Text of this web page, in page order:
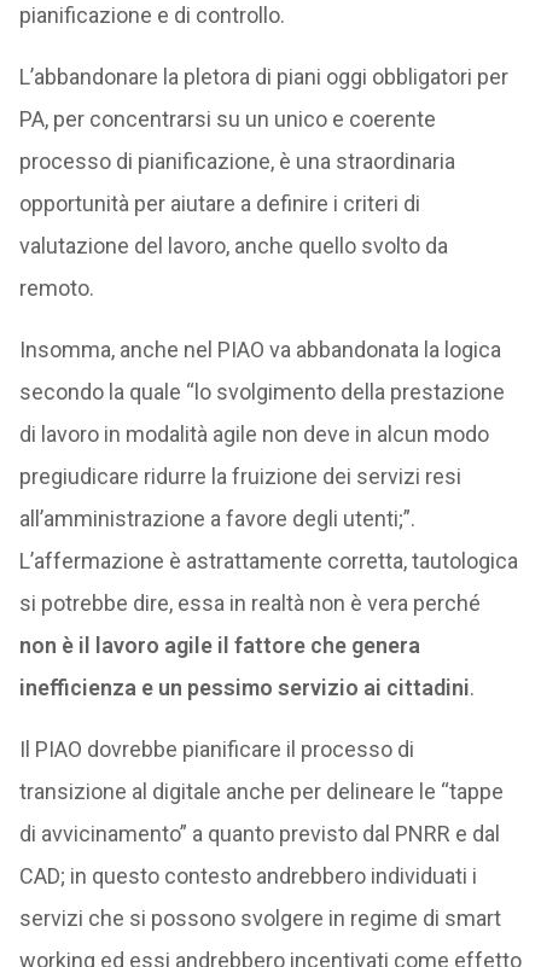
pianificazione e di controllo.
L’abbandonare la pletora di piani oggi obbligatori per
PA, per concentrarsi su un unico e coerente
processo di pianificazione, è una straordinaria
opportunità per aiutare a definire i criteri di
valutazione del lavoro, anche quello svolto da
remoto.
Insomma, anche nel PIAO va abbandonata la logica
secondo la quale “lo svolgimento della prestazione
di lavoro in modalità agile non deve in alcun modo
pregiudicare ridurre la fruizione dei servizi resi
all’amministrazione a favore degli utenti;”.
L’affermazione è astrattamente corretta, tautologica
si potrebbe dire, essa in realtà non è vera perché
non è il lavoro agile il fattore che genera
inefficienza e un pessimo servizio ai cittadini.
Il PIAO dovrebbe pianificare il processo di
transizione al digitale anche per delineare le “tappe
di avvicinamento” a quanto previsto dal PNRR e dal
CAD; in questo contesto andrebbero individuati i
servizi che si possono svolgere in regime di smart
working ed essi andrebbero incentivati come effetto